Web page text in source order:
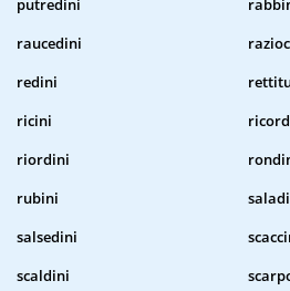
putredini
raucedini
redini
ricini
riordini
rubini
salsedini
scaldini